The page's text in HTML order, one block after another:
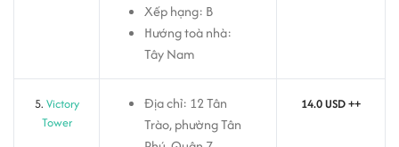
Xếp hạng: B
Hướng toà nhà:
Tây Nam
5. Victory
Tower
Địa chỉ: 12 Tân
Trào, phường Tân
14.0 USD ++